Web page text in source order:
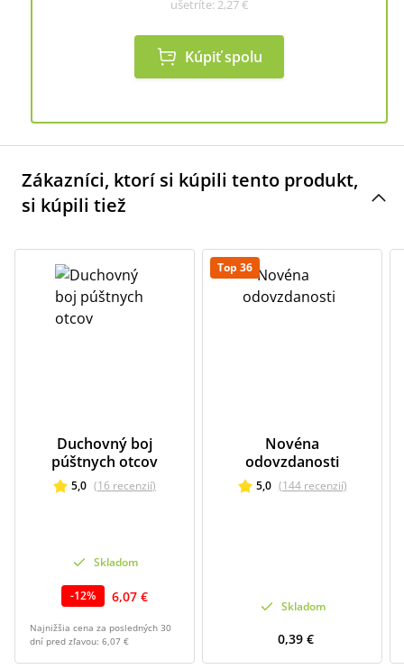
ušetríte: 2,27 €
Kúpiť spolu
Zákazníci, ktorí si kúpili tento produkt,
si kúpili tiež
Duchovný boj
púštnych otcov
5,0 (16 recenzií)
Skladom
-12% 6,07 €
Najnižšia cena za posledných 30
dní pred zľavou: 6,07 €
Top 36
Novéna
odovzdanosti
5,0 (144 recenzií)
Skladom
0,39 €